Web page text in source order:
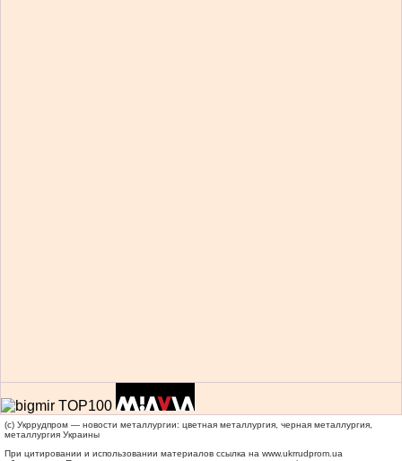
(c) Укррудпром — новости металлургии: цветная металлургия, черная металлургия,
металлургия Украины
При цитировании и использовании материалов ссылка на www.ukrrudprom.ua